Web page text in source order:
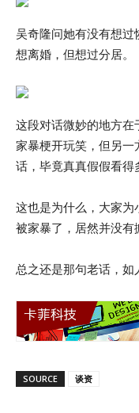
吴奇隆问她有没有想过
想离婚，但想过分居。
这段对话微妙的地方在
家暴梗开玩笑，但另
话，毕竟真真假假看得
这也是为什么，大家为
被家暴了，居然并没有
总之还是那句老话，如
SOURCE 谈资